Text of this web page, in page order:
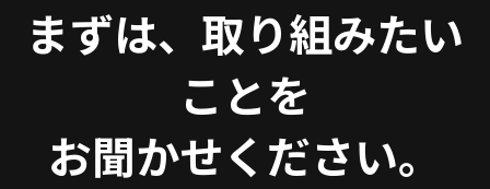
まずは、取り組みたい
ことを
お聞かせください。